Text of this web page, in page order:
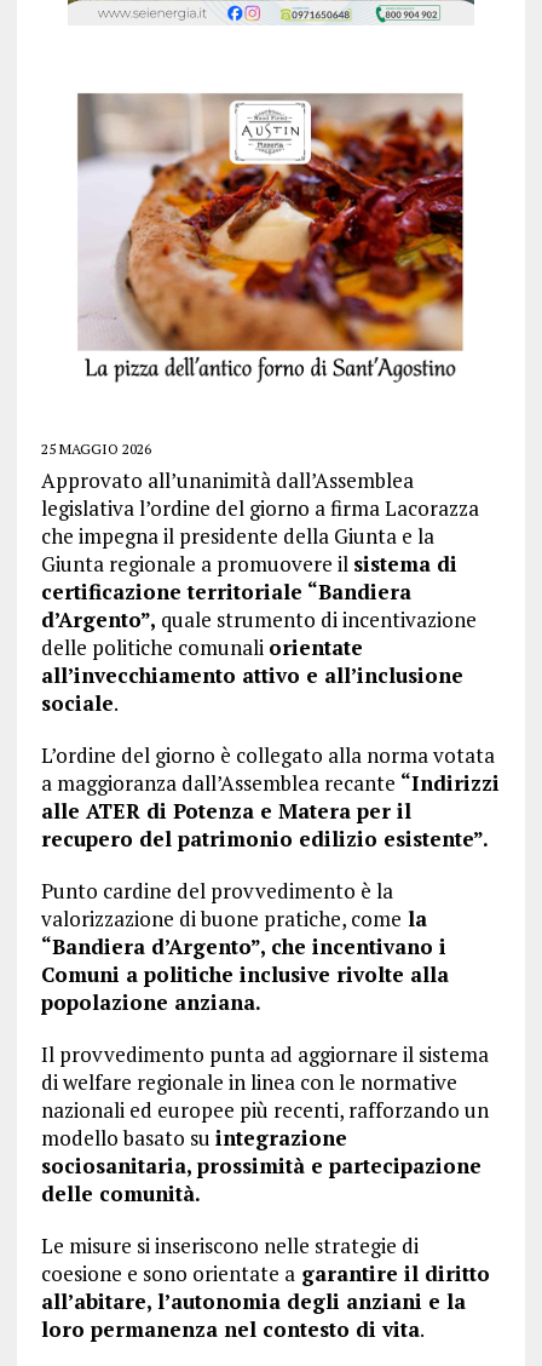
25 MAGGIO 2026
Approvato all’unanimità dall’Assemblea
legislativa l’ordine del giorno a firma Lacorazza
che impegna il presidente della Giunta e la
Giunta regionale a promuovere il sistema di
certificazione territoriale “Bandiera
d’Argento”, quale strumento di incentivazione
delle politiche comunali orientate
all’invecchiamento attivo e all’inclusione
sociale.
L’ordine del giorno è collegato alla norma votata
a maggioranza dall’Assemblea recante “Indirizzi
alle ATER di Potenza e Matera per il
recupero del patrimonio edilizio esistente”.
Punto cardine del provvedimento è la
valorizzazione di buone pratiche, come la
“Bandiera d’Argento”, che incentivano i
Comuni a politiche inclusive rivolte alla
popolazione anziana.
Il provvedimento punta ad aggiornare il sistema
di welfare regionale in linea con le normative
nazionali ed europee più recenti, rafforzando un
modello basato su integrazione
sociosanitaria, prossimità e partecipazione
delle comunità.
Le misure si inseriscono nelle strategie di
coesione e sono orientate agarantire il diritto
all’abitare, l’autonomia degli anziani e la
loro permanenza nel contesto di vita.